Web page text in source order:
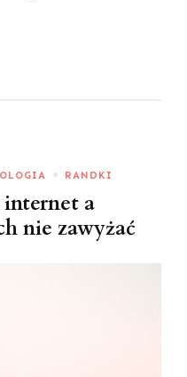
RANDKI
internet a
nie zawyżać